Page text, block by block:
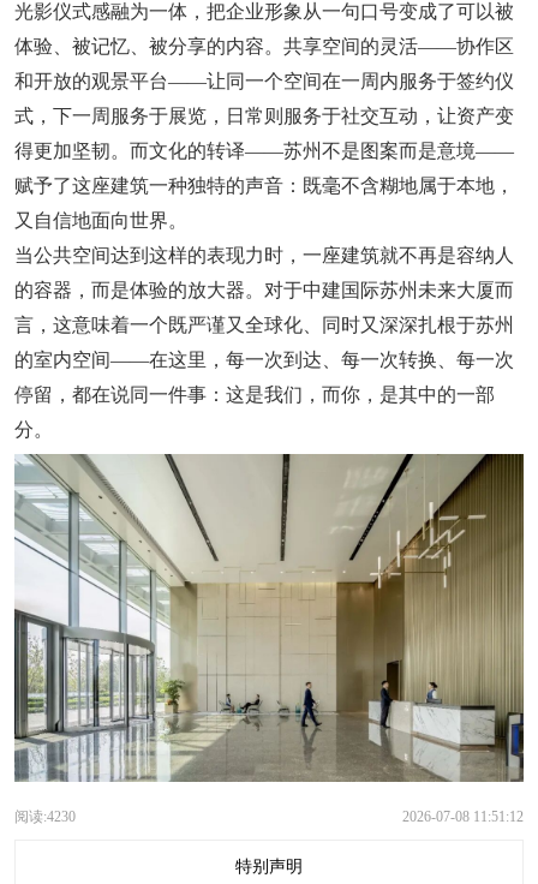
光影仪式感融为一体，把企业形象从一句口号变成了可以被
体验、被记忆、被分享的内容。共享空间的灵活——协作区
和开放的观景平台——让同一个空间在一周内服务于签约仪
式，下一周服务于展览，日常则服务于社交互动，让资产变
得更加坚韧。而文化的转译——苏州不是图案而是意境——
赋予了这座建筑一种独特的声音：既毫不含糊地属于本地，
又自信地面向世界。
当公共空间达到这样的表现力时，一座建筑就不再是容纳人
的容器，而是体验的放大器。对于中建国际苏州未来大厦而
言，这意味着一个既严谨又全球化、同时又深深扎根于苏州
的室内空间——在这里，每一次到达、每一次转换、每一次
停留，都在说同一件事：这是我们，而你，是其中的一部
分。
阅读:4230 2026-07-08 11:51:12
特别声明